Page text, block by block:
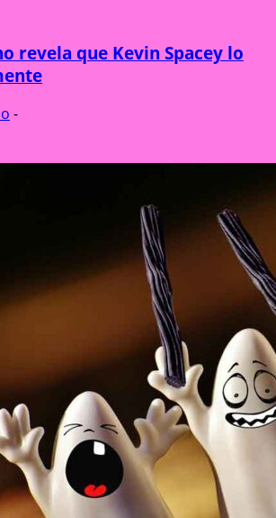
revela que Kevin Spacey lo
-